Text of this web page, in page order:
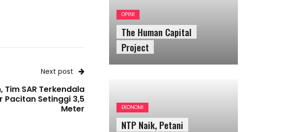
Next post
Tim SAR Terkendala
Pacitan Setinggi 3,5
Meter
EKONOMI
AGRESI DIGITAL STATE DI
OPINI